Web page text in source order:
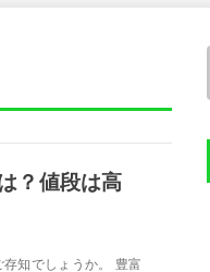
？値段は高
知でしょうか。 豊富